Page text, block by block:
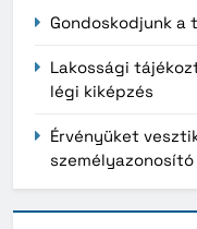
Gondoskodjunk a
Lakossági
légi kiképzés
Érvényüket